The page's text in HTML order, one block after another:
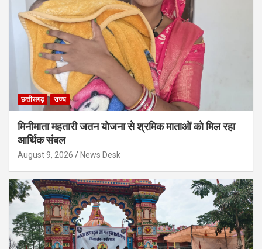
छत्तीसगढ़ राज्य
मिनीमाता महतारी जतन योजना से श्रमिक माताओं को मिल रहा
आर्थिक संबल
August 9, 2026 News Desk